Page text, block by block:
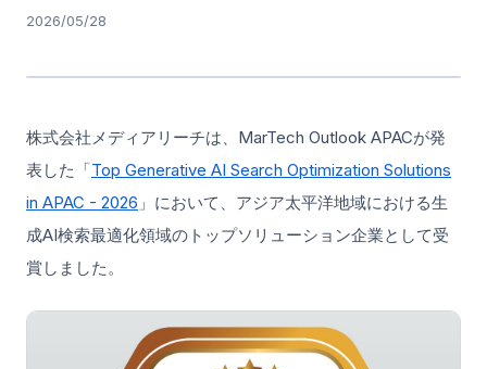
2026/05/28
株式会社メディアリーチは、MarTech Outlook APACが発
表した「Top Generative AI Search Optimization Solutions
in APAC - 2026 」において、アジア太平洋地域における生
成AI検索最適化領域のトップソリューション企業として受
賞しました。